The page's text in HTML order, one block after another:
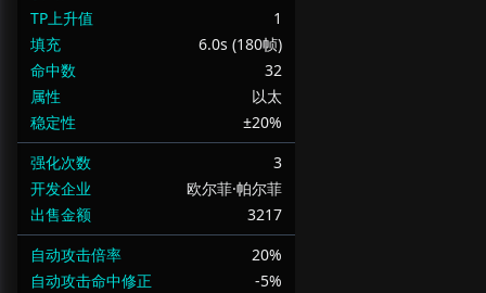
TP上升值
1
填充
6.0s (180帧)
命中数
32
属性
以太
稳定性
±20%
强化次数
3
开发企业
欧尔菲·帕尔菲
出售金额
3217
自动攻击倍率
20%
自动攻击命中修正
-5%